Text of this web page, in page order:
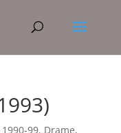
1990-99, Drame,